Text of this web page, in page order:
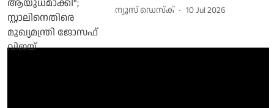
ന്യൂസ് ഡെസ്ക് 10 Jul 2026